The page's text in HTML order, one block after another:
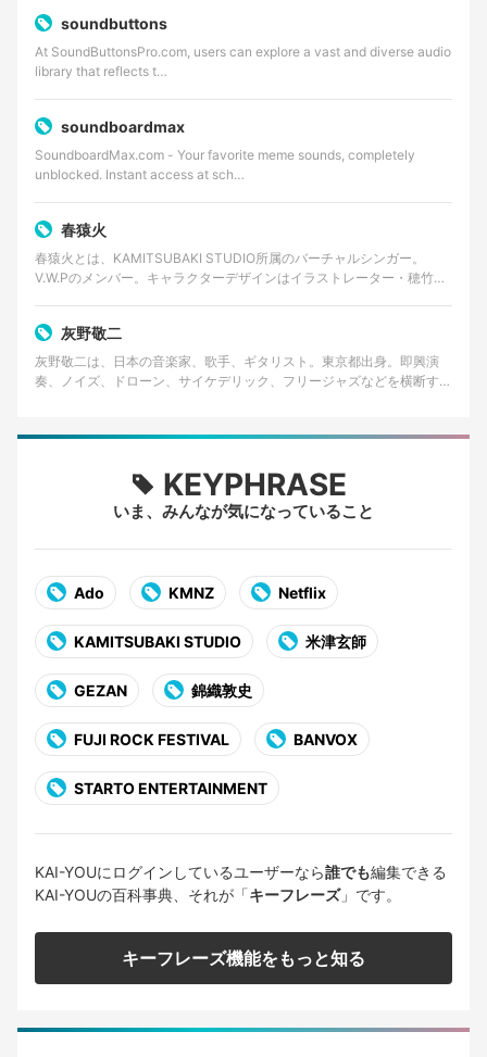
soundbuttons
At SoundButtonsPro.com, users can explore a vast and diverse audio
library that reflects t…
soundboardmax
SoundboardMax.com - Your favorite meme sounds, completely
unblocked. Instant access at sch…
春猿火
春猿火とは、KAMITSUBAKI STUDIO所属のバーチャルシンガー。
V.W.Pのメンバー。キャラクターデザインはイラストレーター・穂竹藤
灰野敬二
灰野敬二は、日本の音楽家、歌手、ギタリスト。東京都出身。即興演
奏、ノイズ、ドローン、サイケデリック、フリージャズなどを横断する
KEYPHRASE
いま、みんなが気になっていること
Ado KMNZ Netflix
KAMITSUBAKI STUDIO 米津玄師
GEZAN 錦織敦史
FUJI ROCK FESTIVAL BANVOX
STARTO ENTERTAINMENT
KAI-YOUにログインしているユーザーなら誰でも編集できる
KAI-YOUの百科事典、それが「キーフレーズ」です。
キーフレーズ機能をもっと知る